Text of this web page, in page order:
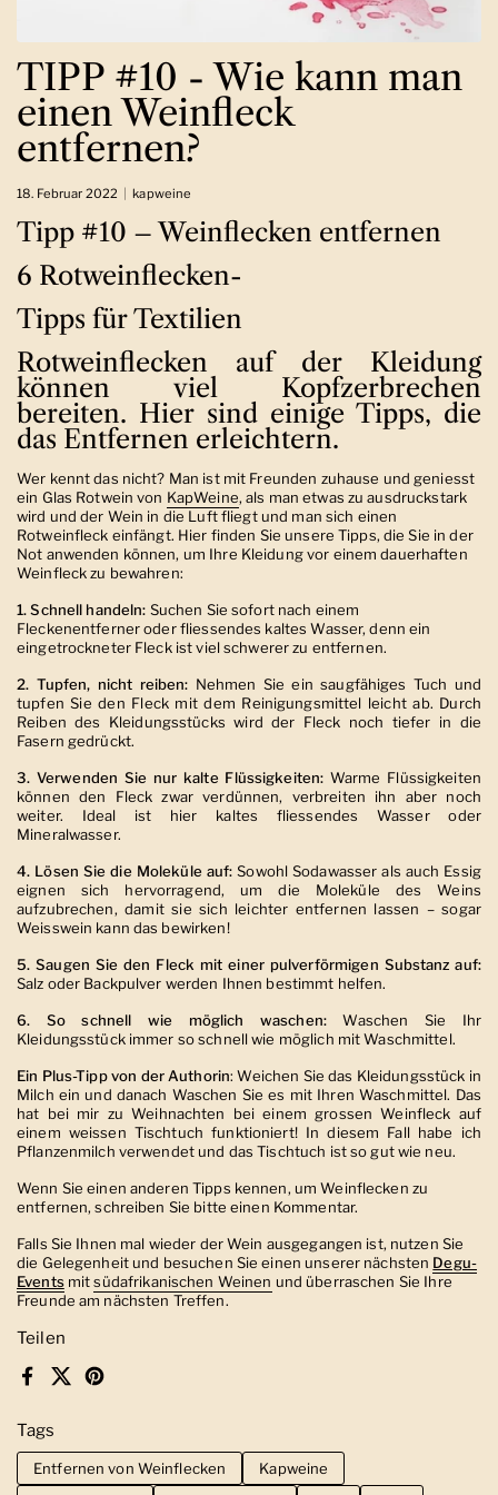
TIPP #10 - Wie kann man
einen Weinfleck
entfernen?
18. Februar 2022 kapweine
Teilen
Facebook
X (Twitter)Pinterest
Tags
Entfernen von Weinflecken
Kapweine
Tipp #10 – Weinflecken entfernen
6 Rotweinflecken-
Tipps für Textilien
Rotweinflecken auf der Kleidung
können viel Kopfzerbrechen
bereiten. Hier sind einige Tipps, die
das Entfernen erleichtern.
Wer kennt das nicht? Man ist mit Freunden zuhause und geniesst
ein Glas Rotwein von KapWeine, als man etwas zu ausdruckstark
wird und der Wein in die Luft fliegt und man sich einen
Rotweinfleck einfängt. Hier finden Sie unsere Tipps, die Sie in der
Not anwenden können, um Ihre Kleidung vor einem dauerhaften
Weinfleck zu bewahren:
1. Schnell handeln: Suchen Sie sofort nach einem
Fleckenentferner oder fliessendes kaltes Wasser, denn ein
eingetrockneter Fleck ist viel schwerer zu entfernen.
2. Tupfen, nicht reiben: Nehmen Sie ein saugfähiges Tuch und
tupfen Sie den Fleck mit dem Reinigungsmittel leicht ab. Durch
Reiben des Kleidungsstücks wird der Fleck noch tiefer in die
Fasern gedrückt.
3. Verwenden Sie nur kalte Flüssigkeiten: Warme Flüssigkeiten
können den Fleck zwar verdünnen, verbreiten ihn aber noch
weiter. Ideal ist hier kaltes fliessendes Wasser oder
Mineralwasser.
4. Lösen Sie die Moleküle auf: Sowohl Sodawasser als auch Essig
eignen sich hervorragend, um die Moleküle des Weins
aufzubrechen, damit sie sich leichter entfernen lassen – sogar
Weisswein kann das bewirken!
5. Saugen Sie den Fleck mit einer pulverförmigen Substanz auf:
Salz oder Backpulver werden Ihnen bestimmt helfen.
6. So schnell wie möglich waschen:Waschen Sie Ihr
Kleidungsstück immer so schnell wie möglich mit Waschmittel.
Ein Plus-Tipp von der Authorin: Weichen Sie das Kleidungsstück in
Milch ein und danach Waschen Sie es mit Ihren Waschmittel. Das
hat bei mir zu Weihnachten bei einem grossen Weinfleck auf
einem weissen Tischtuch funktioniert! In diesem Fall habe ich
Pflanzenmilch verwendet und das Tischtuch ist so gut wie neu.
Wenn Sie einen anderen Tipps kennen, um Weinflecken zu
entfernen, schreiben Sie bitte einen Kommentar.
Falls Sie Ihnen mal wieder der Wein ausgegangen ist, nutzen Sie
die Gelegenheit und besuchen Sie einen unserer nächsten Degu-
Eventsmitsüdafrikanischen Weinen und überraschen Sie Ihre
Freunde am nächsten Treffen.